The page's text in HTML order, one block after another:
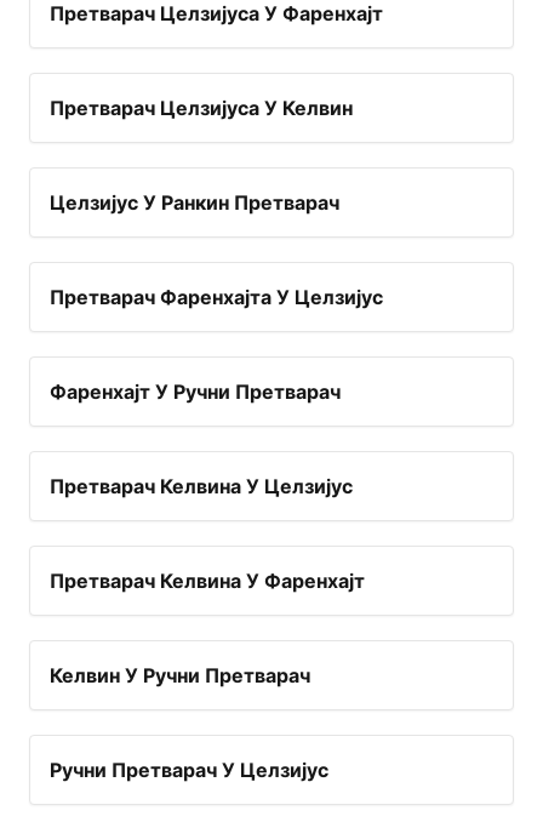
Претварач Целзијуса У Фаренхајт
Претварач Целзијуса У Келвин
Целзијус У Ранкин Претварач
Претварач Фаренхајта У Целзијус
Фаренхајт У Ручни Претварач
Претварач Келвина У Целзијус
Претварач Келвина У Фаренхајт
Келвин У Ручни Претварач
Ручни Претварач У Целзијус